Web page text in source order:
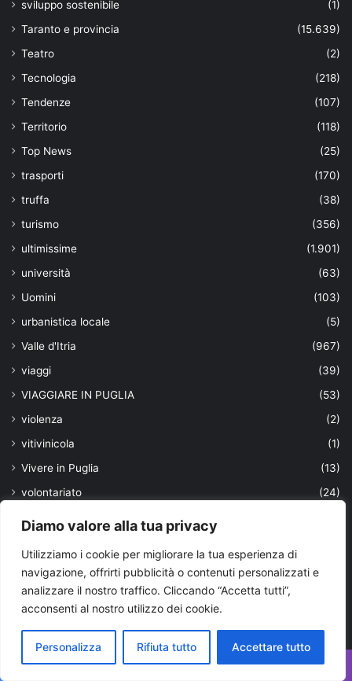
Diamo valore alla tua privacy
Utilizziamo i cookie per migliorare la tua esperienza di
navigazione, offrirti pubblicità o contenuti personalizzati e
analizzare il nostro traffico. Cliccando “Accetta tutti”,
acconsenti al nostro utilizzo dei cookie.
Personalizza Rifiuta tutto Accettare tutto
sviluppo sostenibile
(1)
Taranto e provincia
(15.639)
Teatro
(2)
Tecnologia
(218)
Tendenze
(107)
Territorio
(118)
Top News
(25)
trasporti
(170)
truffa
(38)
turismo
(356)
ultimissime
(1.901)
università
(63)
Uomini
(103)
urbanistica locale
(5)
Valle d'Itria
(967)
viaggi
(39)
VIAGGIARE IN PUGLIA
(53)
violenza
(2)
vitivinicola
(1)
Vivere in Puglia
(13)
volontariato
(24)
xylella
Ultimi aggiornamenti